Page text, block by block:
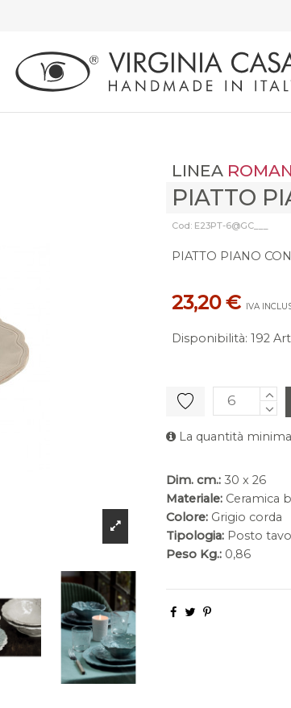
LINEA
PIATTO
Cod: E23PT-6@GC___
PIATTO PIANO
23,20 € IVA
Disponibilità: 192
La quantità
Dim. cm.: 30 x 26
Materiale: Ceramica
Colore: Grigio corda
Tipologia: Posto
Peso Kg.: 0,86